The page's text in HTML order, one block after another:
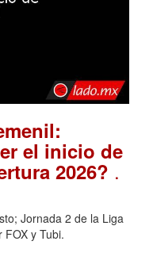
el inicio de
2026? .
Jornada 2 de la Liga
FOX y Tubi.